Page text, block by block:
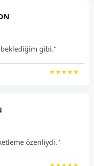
beklediğim gibi."
★★★★★
özenliydi."